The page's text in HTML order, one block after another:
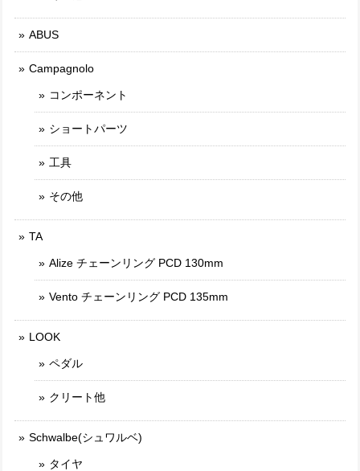
ABUS
Campagnolo
コンポーネント
ショートパーツ
工具
その他
TA
Alize チェーンリング PCD 130mm
Vento チェーンリング PCD 135mm
LOOK
ペダル
クリート他
Schwalbe(シュワルベ)
タイヤ